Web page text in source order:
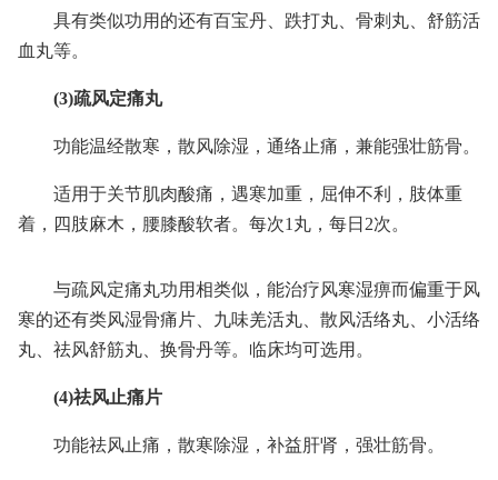
具有类似功用的还有百宝丹、跌打丸、骨刺丸、舒筋活
血丸等。
(3)疏风定痛丸
功能温经散寒，散风除湿，通络止痛，兼能强壮筋骨。
适用于关节肌肉酸痛，遇寒加重，屈伸不利，肢体重
着，四肢麻木，腰膝酸软者。每次1丸，每日2次。
与疏风定痛丸功用相类似，能治疗风寒湿痹而偏重于风
寒的还有类风湿骨痛片、九味羌活丸、散风活络丸、小活络
丸、祛风舒筋丸、换骨丹等。临床均可选用。
(4)祛风止痛片
功能祛风止痛，散寒除湿，补益肝肾，强壮筋骨。